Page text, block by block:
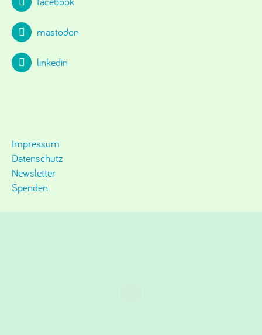
mastodon
linkedin
Impressum
Datenschutz
Newsletter
Spenden